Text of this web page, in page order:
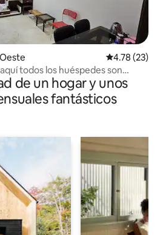
Calificación
4.78 (23)
de un hogar y unos
fantásticos